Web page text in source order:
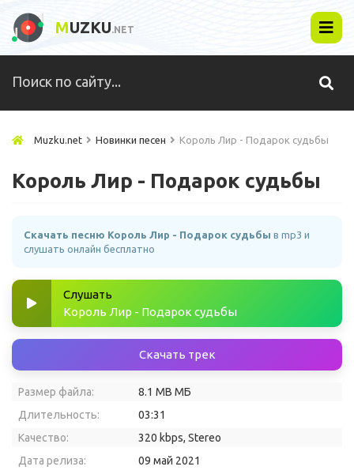
MUZKU.NET
Muzku.net Новинки песен Король Лир - Подарок судьбы
Король Лир - Подарок судьбы
Скачать песню Король Лир - Подарок судьбы в mp3 и
слушать онлайн бесплатно
Слушать
Король Лир - Подарок судьбы
Скачать трек
Размер файла:
8.1 MB МБ
Длительность:
03:31
Качество:
320 kbps, Stereo
Дата релиза:
09 май 2021